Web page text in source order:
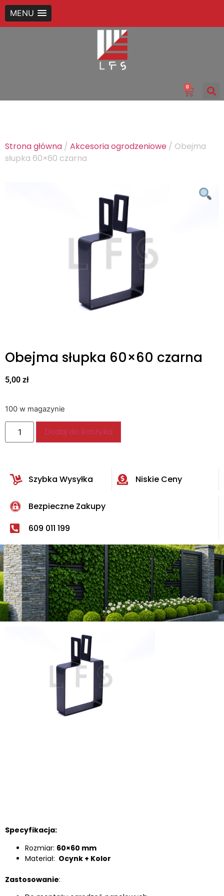
MENU
0
Strona główna / Akcesoria ogrodzeniowe / Obejma
słupka 60×60 czarna
Obejma słupka 60×60 czarna
5,00 zł
100 w magazynie
Dodaj do koszyka
Szybka Wysyłka Niskie Ceny
Bezpieczne Zakupy
609 011 199
Specyfikacja:
Rozmiar: 60×60 mm
Materiał: Ocynk + Kolor
Zastosowanie: